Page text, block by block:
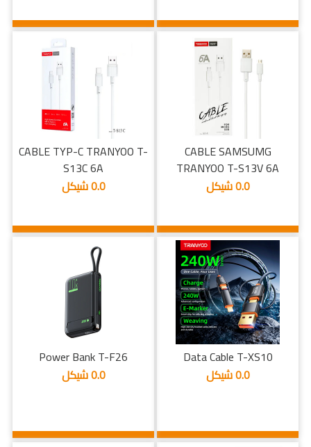
CABLE SAMSUMG
TRANYOO T-S13V 6A
0.0 شيكل
CABLE TYP-C TRANYOO T-
S13C 6A
0.0 شيكل
Data Cable T-XS10
0.0 شيكل
Power Bank T-F26
0.0 شيكل